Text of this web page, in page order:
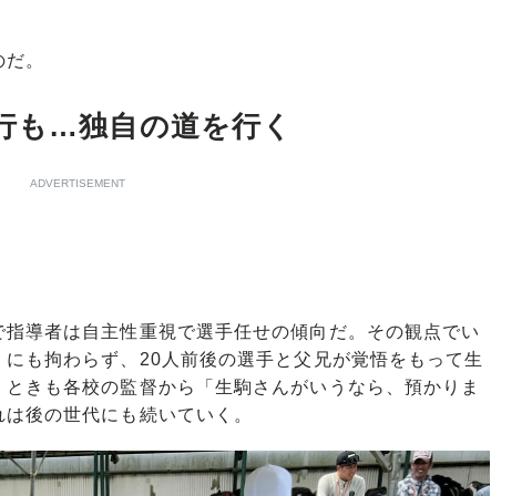
。
も…独自の道を行く
ADVERTISEMENT
導者は自主性重視で選手任せの傾向だ。その観点でい
も拘わらず、20人前後の選手と父兄が覚悟をもって生
きも各校の監督から「生駒さんがいうなら、預かりま
後の世代にも続いていく。